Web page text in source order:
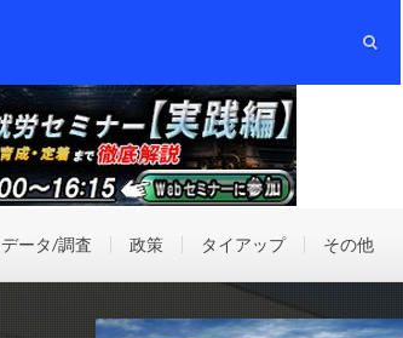
データ/調査 政策 タイアップ その他